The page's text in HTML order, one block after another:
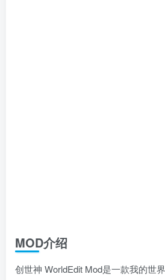
MOD介绍
创世神 WorldEdit Mod是一款我的世